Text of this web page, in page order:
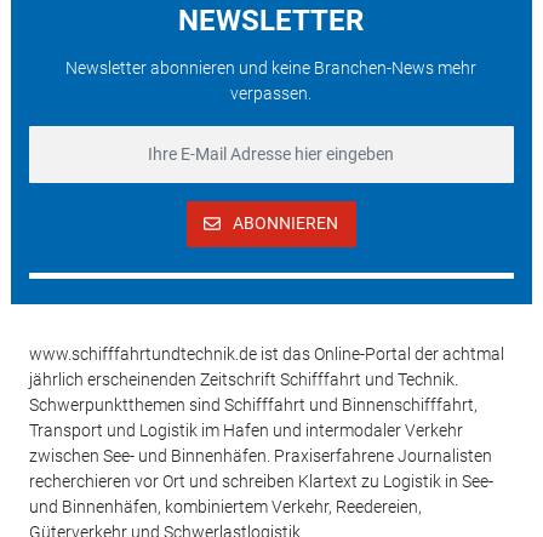
NEWSLETTER
Newsletter abonnieren und keine Branchen-News mehr
verpassen.
ABONNIEREN
www.schifffahrtundtechnik.de ist das Online-Portal der achtmal
jährlich erscheinenden Zeitschrift Schifffahrt und Technik.
Schwerpunktthemen sind Schifffahrt und Binnenschifffahrt,
Transport und Logistik im Hafen und intermodaler Verkehr
zwischen See- und Binnenhäfen. Praxiserfahrene Journalisten
recherchieren vor Ort und schreiben Klartext zu Logistik in See-
und Binnenhäfen, kombiniertem Verkehr, Reedereien,
Güterverkehr und Schwerlastlogistik.